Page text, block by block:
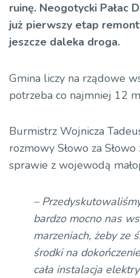
ruinę. Neogotycki Pałac
już pierwszy etap
jeszcze daleka droga.
Gmina liczy na rządowe
potrzeba co najmniej 12
Burmistrz Wojnicza
rozmowy Słowo za
sprawie z wojewodą
–
bardzo mocno nas
marzeniach, żeby ze
środki na
cała instalacja